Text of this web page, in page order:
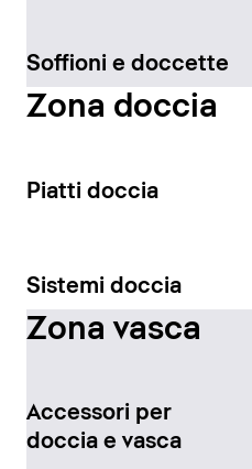
Soffioni e doccette
Zona doccia
Piatti doccia
Sistemi doccia
Zona vasca
Accessori per
doccia e vasca